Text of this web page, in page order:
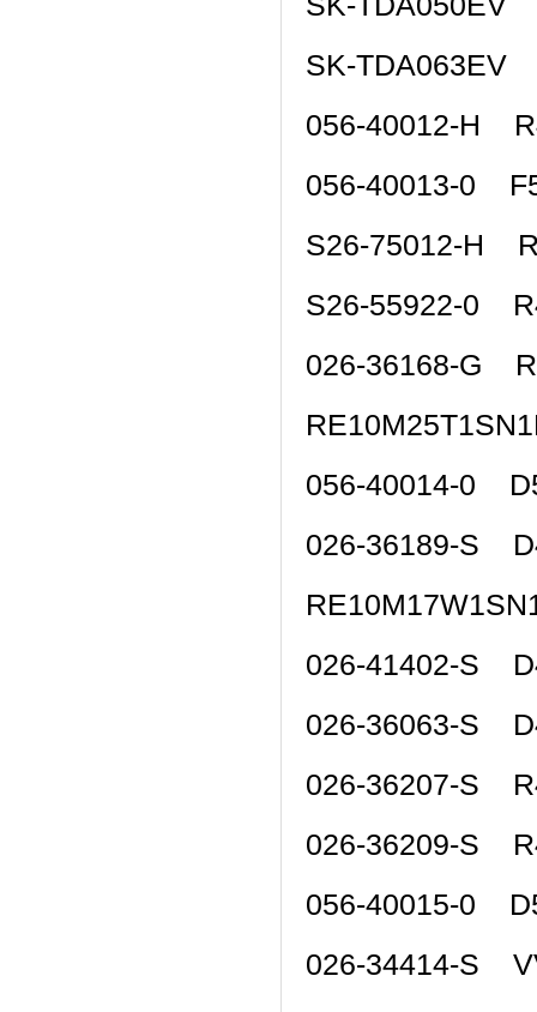
SK-TDA063EV
056-40012-H
056-40013-0
S26-75012-H
S26-55922-0
026-36168-G
056-40014-0
026-36189-S
026-41402-S
026-36063-S
026-36207-S
026-36209-S
056-40015-0
026-34414-S